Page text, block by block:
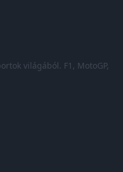
világából. F1, MotoGP,